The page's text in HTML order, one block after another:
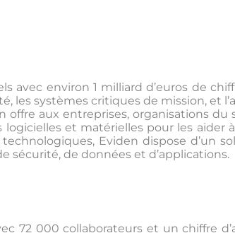
environ 1 milliard d’euros de
les systèmes critiques de mission, et
offre aux entreprises, organisations
et matérielles pour les aider
Eviden dispose d’un
sécurité, de données et d’applications.
72 000 collaborateurs et un chiffre